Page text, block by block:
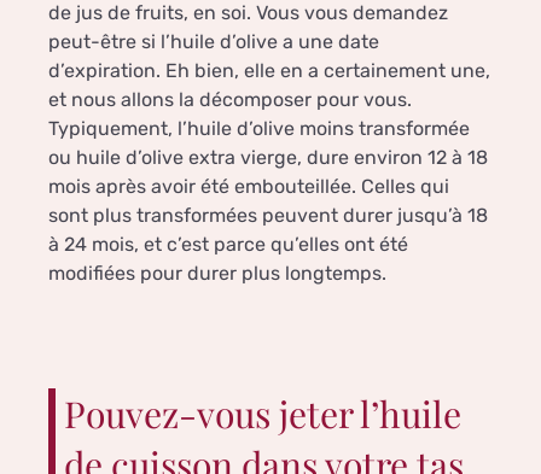
de jus de fruits, en soi. Vous vous demandez
peut-être si l’huile d’olive a une date
d’expiration. Eh bien, elle en a certainement une,
et nous allons la décomposer pour vous.
Typiquement, l’huile d’olive moins transformée
ou huile d’olive extra vierge, dure environ 12 à 18
mois après avoir été embouteillée. Celles qui
sont plus transformées peuvent durer jusqu’à 18
à 24 mois, et c’est parce qu’elles ont été
modifiées pour durer plus longtemps.
Pouvez-vous jeter l’huile